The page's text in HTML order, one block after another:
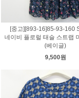
[중고][893-16]85-93-160
네이비 플로럴 태슬 스트랩
(베이글)
9,500원